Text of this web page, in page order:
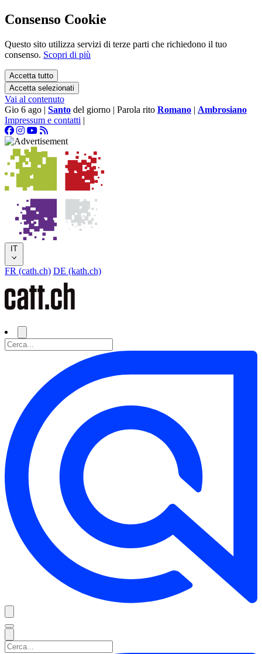
Consenso Cookie
Questo sito utilizza servizi di terze parti che richiedono il tuo
consenso. Scopri di più
Accetta tutto
Accetta selezionati
Vai al contenuto
Gio 6 ago | Santo del giorno | Parola rito Romano | Ambrosiano
Impressum e contatti |
IT
FR (cath.ch) DE (kath.ch)